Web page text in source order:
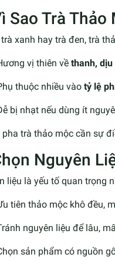
Sao Trà Thảo
xanh hay trà đen, trà
vị thiên về thanh, dịu
thuộc nhiều vào tỷ lệ
bị nhạt nếu dùng ít
pha trà thảo mộc cần sự
Nguyên
liệu là yếu tố quan trọng
tiên thảo mộc khô đều,
nguyên liệu để lâu,
sản phẩm có nguồn